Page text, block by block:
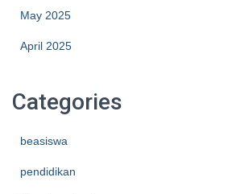
May 2025
April 2025
Categories
beasiswa
pendidikan